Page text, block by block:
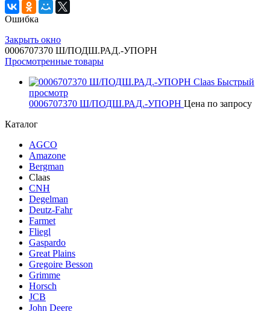
Ошибка
Закрыть окно
0006707370 Ш/ПОДШ.РАД.-УПОРН
Просмотренные товары
Быстрый
просмотр
0006707370 Ш/ПОДШ.РАД.-УПОРН Цена по запросу
Каталог
AGCO
Amazone
Bergman
Claas
CNH
Degelman
Deutz-Fahr
Farmet
Fliegl
Gaspardo
Great Plains
Gregoire Besson
Grimme
Horsch
JCB
John Deere